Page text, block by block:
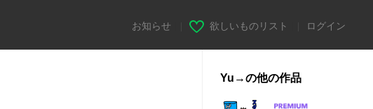
お知らせ 欲しいものリスト ログイン
Yu→の他の作品